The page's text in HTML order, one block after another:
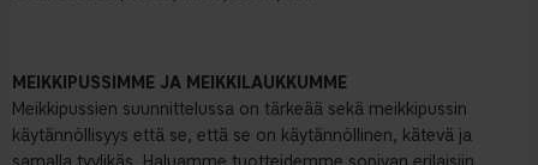
MEIKKIPUSSIMME JA MEIKKILAUKKUMME
Meikkipussien suunnittelussa on tärkeää sekä meikkipussin
käytännöllisyys että se, että se on käytännöllinen, kätevä ja